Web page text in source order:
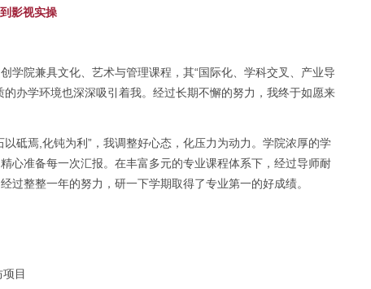
影视实操
学院兼具文化、艺术与管理课程，其“国际化、学科交叉、产业导
办学环境也深深吸引着我。经过长期不懈的努力，我终于如愿来
砥焉,化钝为利”，我调整好心态，化压力为动力。学院浓厚的学
心准备每一次汇报。在丰富多元的专业课程体系下，经过导师耐
整整一年的努力，研一下学期取得了专业第一的好成绩。
目